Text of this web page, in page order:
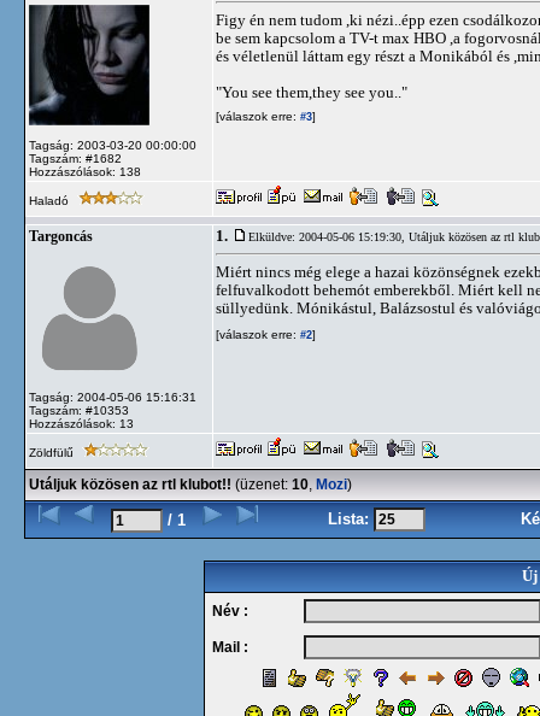
Tagság: 2003-03-20 00:00:00
Tagszám: #1682
Hozzászólások: 138
Figy én nem tudom ,ki nézi..épp ezen
be sem kapcsolom a TV-t max HBO ,a
és véletlenül láttam egy részt a Monikából és
"You see them,they see you.."
[válaszok erre: #3]
Haladó
Targoncás
Tagság: 2004-05-06 15:16:31
Tagszám: #10353
Hozzászólások: 13
1. Elküldve: 2004-05-06 15:19:30, Utáljuk közösen az rtl
Miért nincs még elege a hazai közönségnek
felfuvalkodott behemót emberekből. Miért kell
süllyedünk. Mónikástul, Balázsostul és
[válaszok erre: #2]
Zöldfülű
Utáljuk közösen az rtl klubot!! (üzenet: 10, Mozi)
/ 1 Lista:
Új
Név :
Mail :